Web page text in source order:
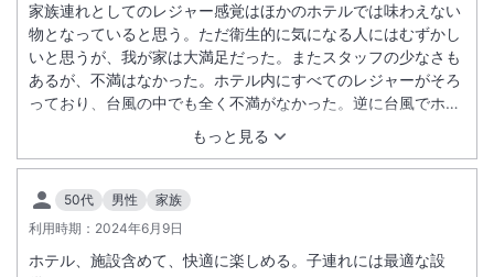
もっと見る
家族連れとしてのレジャー感覚はほかのホテルでは味わえない
物となっていると思う。ただ衛生的に気になる人にはむずかし
いと思うが、我が家は大満足だった。またスタッフの少なさも
あるが、不満はなかった。ホテル内にすべてのレジャーがそろ
っており、台風の中でも全く不満がなかった。逆に台風でホテ
ル内が空いておりレジャーは格別のものとなった。ただ、ビュ
ッフェが品数が減っていたのはショックだったが（連泊なので
気づいてしまった）
50代 男性
家族
利用時期： 2024年6月9日
ホテル、施設含めて、快適に楽しめる。子連れには最適な設